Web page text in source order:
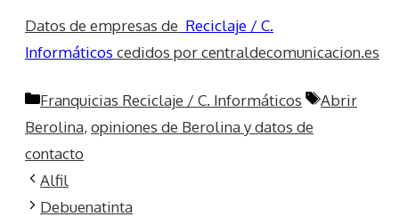
Datos de empresas de Reciclaje / C.
Informáticos cedidos por centraldecomunicacion.es
Categorías
Franquicias Reciclaje / C. Informáticos Etiquetas
Abrir
Berolina, opiniones de Berolina y datos de
contacto
Alfil
Debuenatinta